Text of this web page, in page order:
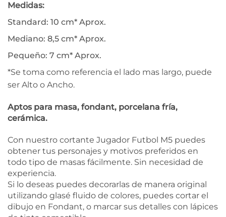
Medidas:
Standard: 10 cm* Aprox.
Mediano: 8,5 cm* Aprox.
Pequeño: 7 cm* Aprox.
*Se toma como referencia el lado mas largo, puede
ser Alto o Ancho.
Aptos para masa, fondant, porcelana fría,
cerámica.
Con nuestro cortante Jugador Futbol M5 puedes
obtener tus personajes y motivos preferidos en
todo tipo de masas fácilmente. Sin necesidad de
experiencia.
Si lo deseas puedes decorarlas de manera original
utilizando glasé fluido de colores, puedes cortar el
dibujo en Fondant, o marcar sus detalles con lápices